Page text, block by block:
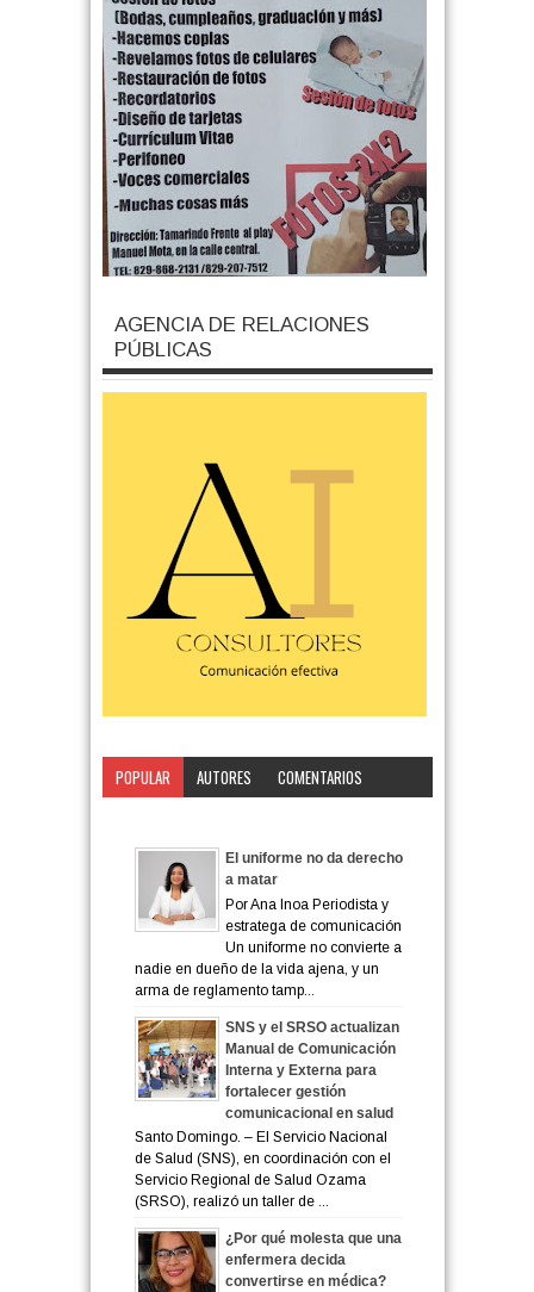
AGENCIA DE RELACIONES
PÚBLICAS
POPULAR AUTORES
COMENTARIOS
El uniforme no da derecho
a matar
Por Ana Inoa Periodista y
estratega de comunicación
Un uniforme no convierte a
nadie en dueño de la vida ajena, y un
arma de reglamento tamp...
SNS y el SRSO actualizan
Manual de Comunicación
Interna y Externa para
fortalecer gestión
comunicacional en salud
Santo Domingo. – El Servicio Nacional
de Salud (SNS), en coordinación con el
Servicio Regional de Salud Ozama
(SRSO), realizó un taller de ...
¿Por qué molesta que una
enfermera decida
convertirse en médica?